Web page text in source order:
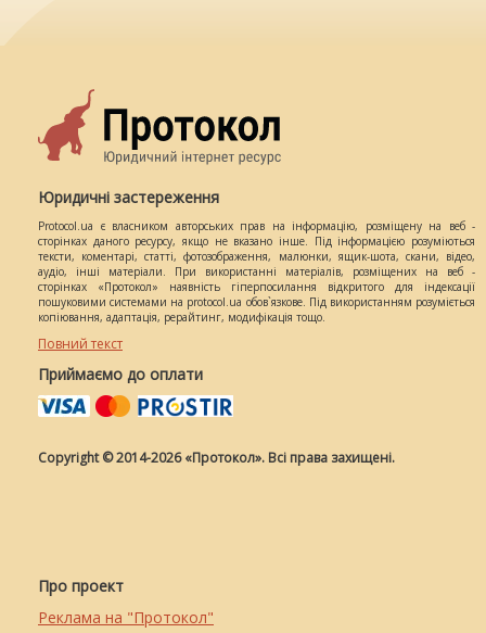
Юридичні застереження
Protocol.ua є власником авторських прав на інформацію, розміщену на веб -
сторінках даного ресурсу, якщо не вказано інше. Під інформацією розуміються
тексти, коментарі, статті, фотозображення, малюнки, ящик-шота, скани, відео,
аудіо, інші матеріали. При використанні матеріалів, розміщених на веб -
сторінках «Протокол» наявність гіперпосилання відкритого для індексації
пошуковими системами на protocol.ua обов`язкове. Під використанням розуміється
копіювання, адаптація, рерайтинг, модифікація тощо.
Повний текст
Приймаємо до оплати
Copyright © 2014-2026 «Протокол». Всі права захищені.
Про проект
Реклама на "Протокол"